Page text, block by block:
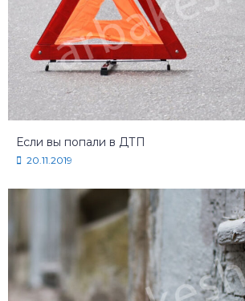
Если вы попали в ДТП
20.11.2019